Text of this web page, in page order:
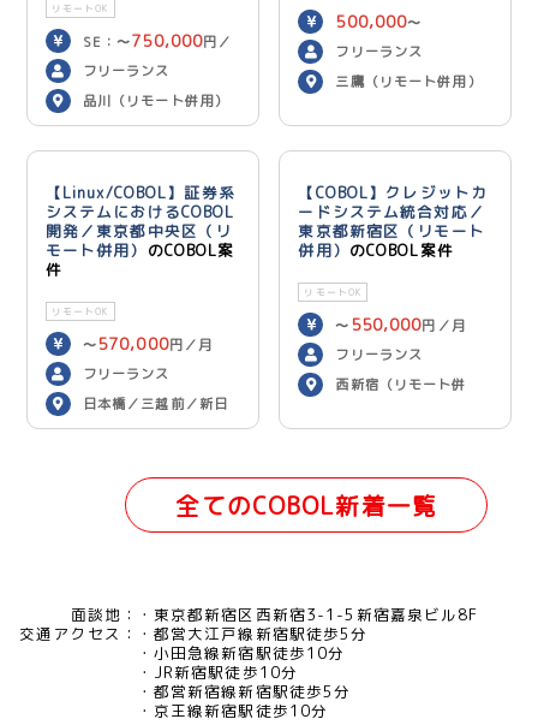
リモートOK
SE：〜750,000円／
月 PG：〜700,000
／月
フリーランス
品川（リモート併用）
500,000〜
600,000 円／月
フリーランス
三鷹（リモート併用）
【Linux/COBOL】証券系
システムにおけるCOBOL
開発／東京都中央区（リ
モート併用） のCOBOL案
件
リモートOK
〜 570,000円／月
フリーランス
日本橋／三越前／新日
本橋（リモート併用）
【COBOL】クレジットカ
ードシステム統合対応／
東京都新宿区（リモート
併用） のCOBOL案件
リモートOK
〜 550,000円／月
フリーランス
西新宿（リモート併
全てのCOBOL新着一覧
面談地：
東京都新宿区西新宿3-1-5新宿嘉泉ビル8F
交通アクセス：
都営大江戸線新宿駅徒歩5分
小田急線新宿駅徒歩10分
JR新宿駅徒歩10分
都営新宿線新宿駅徒歩5分
京王線新宿駅徒歩10分